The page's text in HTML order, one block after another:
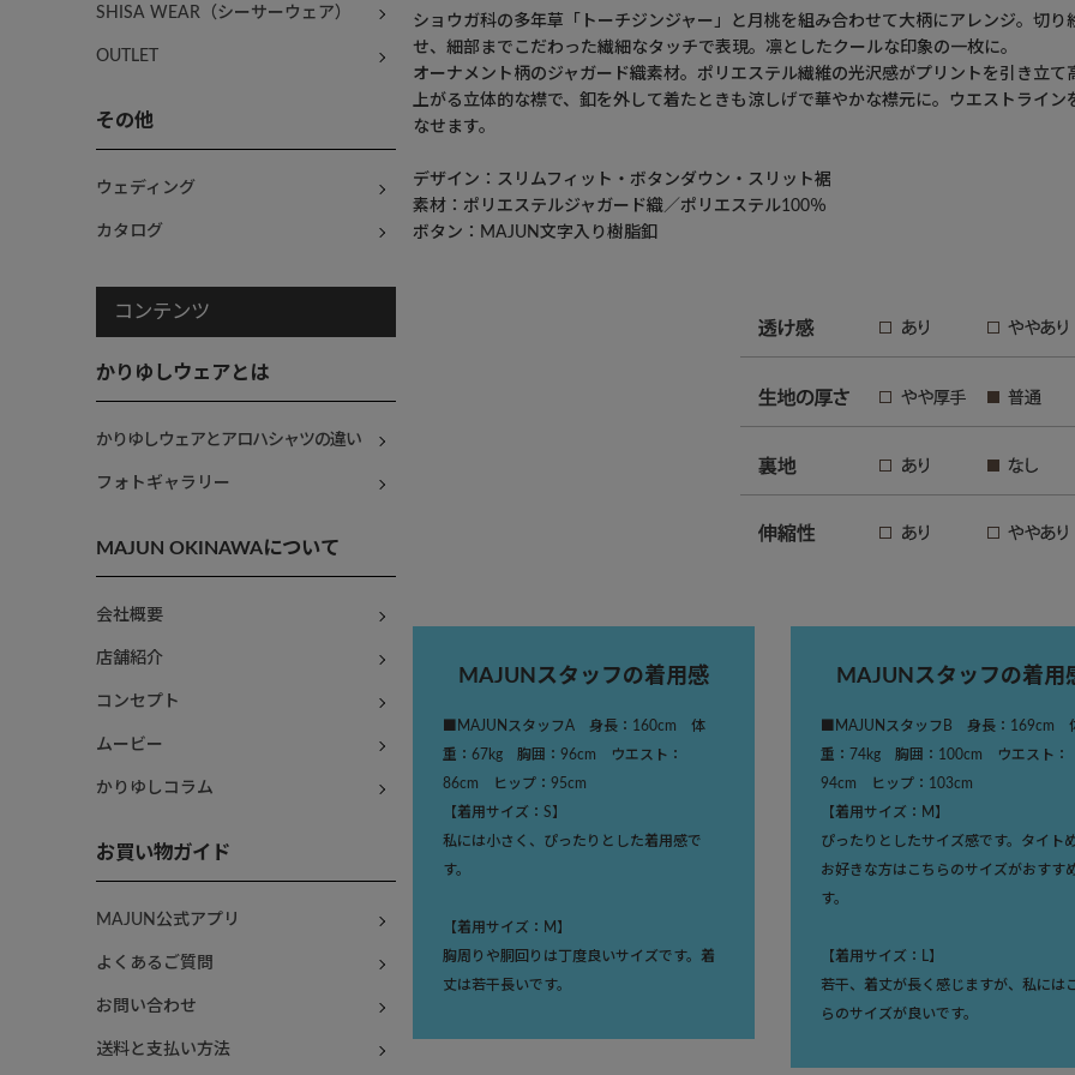
SHISA WEAR（シーサーウェア）
OUTLET
その他
ウェディング
カタログ
コンテンツ
かりゆしウェアとは
かりゆしウェアとアロハシャツの違い
フォトギャラリー
MAJUN OKINAWAについて
会社概要
店舗紹介
コンセプト
ムービー
かりゆしコラム
お買い物ガイド
MAJUN公式アプリ
よくあるご質問
お問い合わせ
送料と支払い方法
ショウガ科の多年草「トーチジンジャー」と月桃を組み合わせて大柄にアレンジ。切
せ、細部までこだわった繊細なタッチで表現。凛としたクールな印象の一枚に。
オーナメント柄のジャガード織素材。ポリエステル繊維の光沢感がプリントを引き立
上がる立体的な襟で、釦を外して着たときも涼しげで華やかな襟元に。ウエストライ
なせます。
デザイン：スリムフィット・ボタンダウン・スリット裾
素材：ポリエステルジャガード織／ポリエステル100％
ボタン：MAJUN文字入り樹脂釦
MAJUNスタッフの着用感
■MAJUNスタッフA 身長：160cm 体
重：67kg 胸囲：96cm ウエスト：
86cm ヒップ：95cm
【着用サイズ：S】
私には小さく、ぴったりとした着用感で
す。
【着用サイズ：M】
胸周りや胴回りは丁度良いサイズです。着
丈は若干長いです。
MAJUNスタッフの着用
■MAJUNスタッフB 身長：169cm
重：74kg 胸囲：100cm ウエスト：
94cm ヒップ：103cm
【着用サイズ：M】
ぴったりとしたサイズ感です。タイト
お好きな方はこちらのサイズがおすす
す。
【着用サイズ：L】
若干、着丈が長く感じますが、私には
らのサイズが良いです。